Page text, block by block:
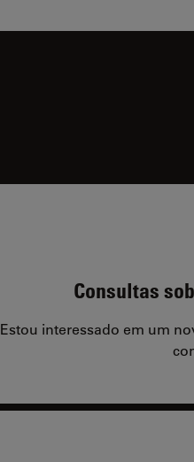
Consultas
Estou interessado em um